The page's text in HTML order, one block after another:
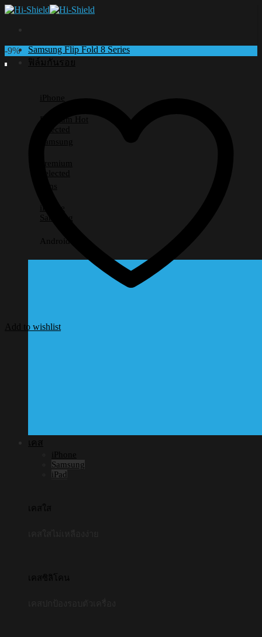
Skip
Samsung Flip Fold 8 Series
ฟิล์มกันรอย
iPhone
Premium
Selected
Samsung
Premium
Selected
Lens
iPhone
Samsung
Android อื่นๆ
เคส
iPhone
Samsung
iPad
เคสใส
เคสซิลิโคน
-9%
Add to wishlist